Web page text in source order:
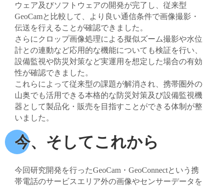
ウェア及びソフトウェアの開発が完了し、従来型
GeoCamと比較して、より良い通信条件で画像撮影・
伝送を行えることが確認できました。
さらにクロップ画像処理による擬似ズーム撮影や水位
計との連動など応用的な機能についても検証を行い、
設備監視や防災対策など実運用を想定した場合の有効
性が確認できました。
これらによって従来型の課題が解消され、携帯圏外の
山奥でも活用できる本格的な防災対策及び設備監視機
器として製品化・販売を目指すことができる体制が整
いました。
今、そしてこれから
今回研究開発を行ったGeoCam・GeoConnectという携
帯電話のサービスエリア外の画像やセンサーデータを